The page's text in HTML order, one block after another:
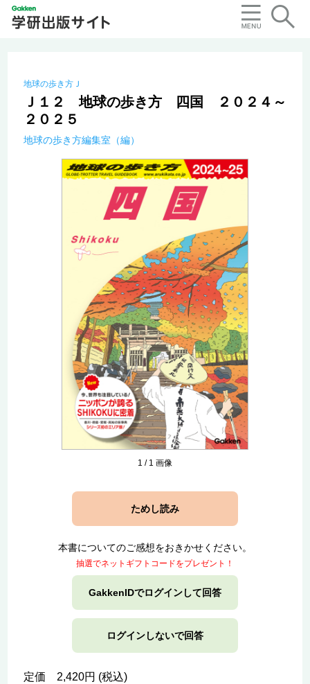
地球の歩き方Ｊ
Ｊ１２ 地球の歩き方 四国 ２０２４～
２０２５
地球の歩き方編集室（編）
1 / 1 画像
ためし読み
本書についてのご感想をおきかせください。
抽選でネットギフトコードをプレゼント！
GakkenIDでログインして回答
ログインしないで回答
定価 2,420円 (税込)